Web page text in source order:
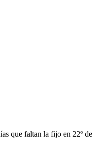
que faltan la fijo en 22º de